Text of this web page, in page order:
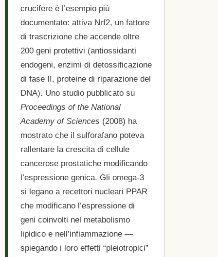
crucifere è l’esempio più
documentato: attiva Nrf2, un fattore
di trascrizione che accende oltre
200 geni protettivi (antiossidanti
endogeni, enzimi di detossificazione
di fase II, proteine di riparazione del
DNA). Uno studio pubblicato su
Proceedings of the National
Academy of Sciences (2008) ha
mostrato che il sulforafano poteva
rallentare la crescita di cellule
cancerose prostatiche modificando
l’espressione genica. Gli omega-3
si legano a recettori nucleari PPAR
che modificano l’espressione di
geni coinvolti nel metabolismo
lipidico e nell’infiammazione —
spiegando i loro effetti “pleiotropici”